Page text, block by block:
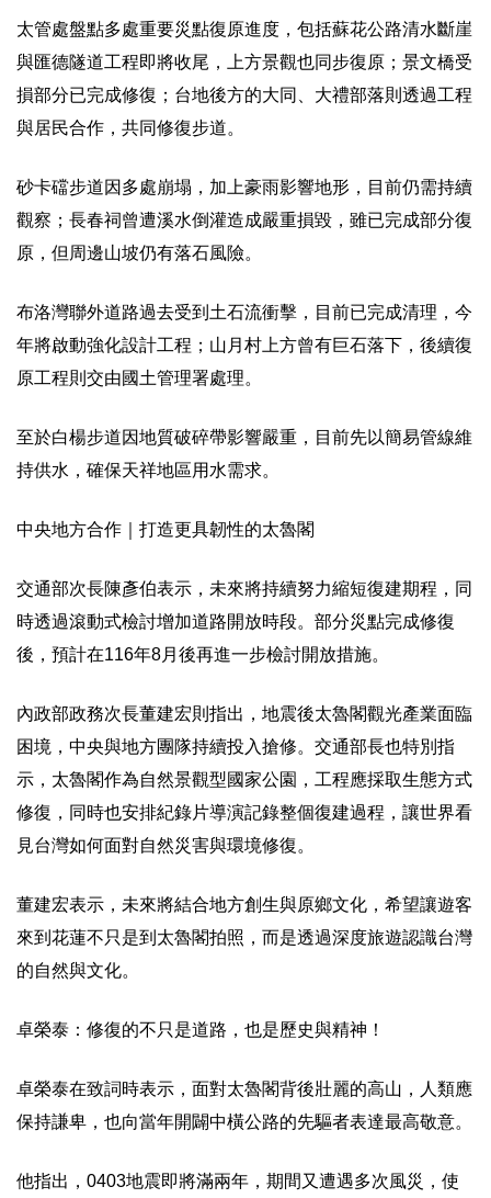
太管處盤點多處重要災點復原進度，包括蘇花公路清水斷崖
與匯德隧道工程即將收尾，上方景觀也同步復原；景文橋受
損部分已完成修復；台地後方的大同、大禮部落則透過工程
與居民合作，共同修復步道。
砂卡礑步道因多處崩塌，加上豪雨影響地形，目前仍需持續
觀察；長春祠曾遭溪水倒灌造成嚴重損毀，雖已完成部分復
原，但周邊山坡仍有落石風險。
布洛灣聯外道路過去受到土石流衝擊，目前已完成清理，今
年將啟動強化設計工程；山月村上方曾有巨石落下，後續復
原工程則交由國土管理署處理。
至於白楊步道因地質破碎帶影響嚴重，目前先以簡易管線維
持供水，確保天祥地區用水需求。
中央地方合作｜打造更具韌性的太魯閣
交通部次長陳彥伯表示，未來將持續努力縮短復建期程，同
時透過滾動式檢討增加道路開放時段。部分災點完成修復
後，預計在116年8月後再進一步檢討開放措施。
內政部政務次長董建宏則指出，地震後太魯閣觀光產業面臨
困境，中央與地方團隊持續投入搶修。交通部長也特別指
示，太魯閣作為自然景觀型國家公園，工程應採取生態方式
修復，同時也安排紀錄片導演記錄整個復建過程，讓世界看
見台灣如何面對自然災害與環境修復。
董建宏表示，未來將結合地方創生與原鄉文化，希望讓遊客
來到花蓮不只是到太魯閣拍照，而是透過深度旅遊認識台灣
的自然與文化。
卓榮泰：修復的不只是道路，也是歷史與精神！
卓榮泰在致詞時表示，面對太魯閣背後壯麗的高山，人類應
保持謙卑，也向當年開闢中橫公路的先驅者表達最高敬意。
他指出，0403地震即將滿兩年，期間又遭遇多次風災，使